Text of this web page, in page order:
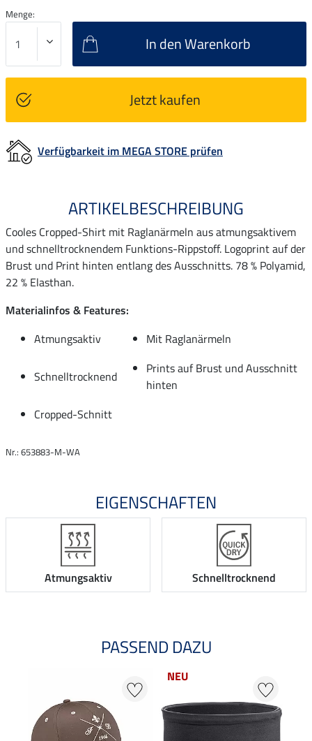
Menge:
In den Warenkorb
Jetzt kaufen
Verfügbarkeit im MEGA STORE prüfen
ARTIKELBESCHREIBUNG
Cooles Cropped-Shirt mit Raglanärmeln aus atmungsaktivem
und schnelltrocknendem Funktions-Rippstoff. Logoprint auf der
Brust und Print hinten entlang des Ausschnitts. 78 % Polyamid,
22 % Elasthan.
Materialinfos & Features:
Atmungsaktiv
Mit Raglanärmeln
Schnelltrocknend
Prints auf Brust und Ausschnitt
hinten
Cropped-Schnitt
Nr.: 653883-M-WA
EIGENSCHAFTEN
Atmungsaktiv Schnelltrocknend
PASSEND DAZU
NEU